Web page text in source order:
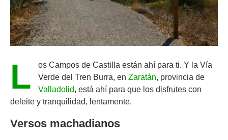
L
os Campos de Castilla están ahí para ti. Y la Vía
Verde del Tren Burra, en Zaratán, provincia de
Valladolid, está ahí para que los disfrutes con
deleite y tranquilidad, lentamente.
Versos machadianos